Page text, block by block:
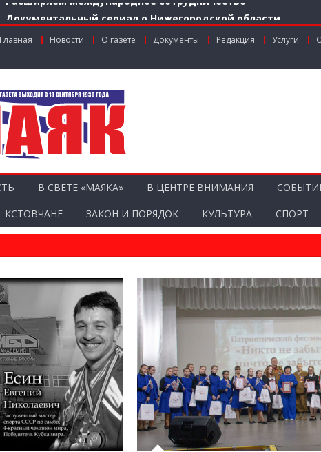
Документальный сериал о Нижегородской области
Использование беспилотников для выявления
Нижегородской области
Расширяем международное сотрудничество
Главная Новости О газете Документы Редакция Услуги
В СВЕТЕ «МАЯКА» В ЦЕНТРЕ ВНИМАНИЯ
КСТОВЧАНЕ ЗАКОН И ПОРЯДОК КУЛЬТУРА СПОРТ